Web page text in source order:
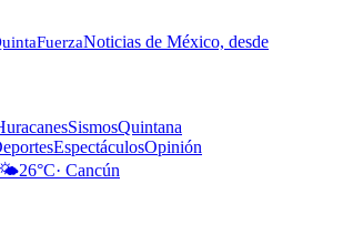
FuerzaNoticias de México, desde
SismosQuintana
EspectáculosOpinión
🌤️26°C· Cancún